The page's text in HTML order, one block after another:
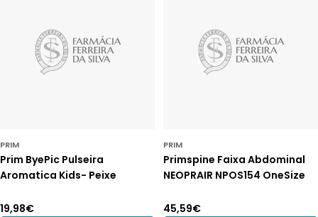
PRIM
Prim ByePic Pulseira
Aromatica Kids- Peixe
Preço
19,98€
PRIM
Primspine Faixa Abdominal
NEOPRAIR NPOS154 OneSize
Preço
45,59€